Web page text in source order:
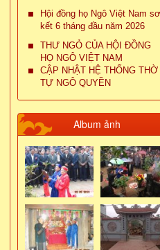
Hội đồng họ Ngô Việt Nam sơ
kết 6 tháng đầu năm 2026
THƯ NGỎ CỦA HỘI ĐỒNG
HỌ NGÔ VIỆT NAM
CẬP NHẬT HỆ THỐNG THỜ
TỰ NGÔ QUYỀN
Album ảnh